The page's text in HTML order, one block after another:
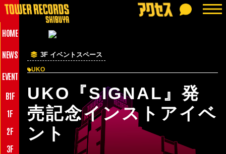
HOME
NEWS
EVENT
B1F
1F
2F
3F
3F イベントスペース
UKO
UKO『SIGNAL』発
売記念インストアイベ
ント